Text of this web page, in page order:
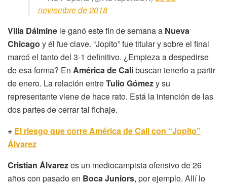
noviembre de 2018
Villa Dálmine le ganó este fin de semana a Nueva
Chicago y él fue clave. “Jopito” fue titular y sobre el final
marcó el tanto del 3-1 definitivo. ¿Empieza a despedirse
de esa forma? En América de Calibuscan tenerlo a partir
de enero. La relación entreTulio Gómezy su
representante viene de hace rato. Está la intención de las
dos partes de cerrar tal fichaje.
+ El riesgo que corre América de Cali con “Jopito”
Álvarez
Cristian Álvarezes un mediocampista ofensivo de 26
años con pasado en Boca Juniors, por ejemplo. Allí lo